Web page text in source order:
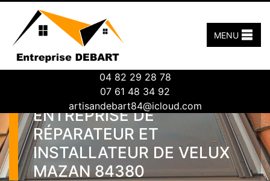
04 82 29 28 78
07 61 48 34 92
artisandebart84@icloud.com
MENU
ENTREPRISE DE
RÉPARATEUR ET
INSTALLATEUR DE VELUX
MAZAN 84380